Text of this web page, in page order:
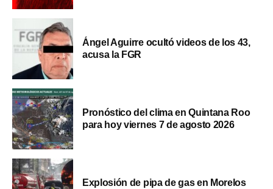
Ángel Aguirre ocultó videos de los 43,
acusa la FGR
Pronóstico del clima en Quintana Roo
para hoy viernes 7 de agosto 2026
Explosión de pipa de gas en Morelos